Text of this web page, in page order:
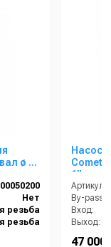
ø 24
Нет
резьба
резьба
Насос
Comet
1”п.в.
Артикул:
By-pass:
Вход:
Выход:
47 000